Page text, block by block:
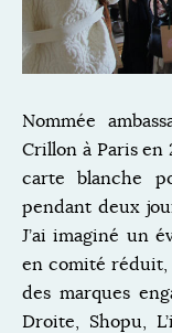
Nommée
Crillon à Paris en
carte blanche
pendant deux
J’ai imaginé un
en comité
des marques
Droite, Shopu,